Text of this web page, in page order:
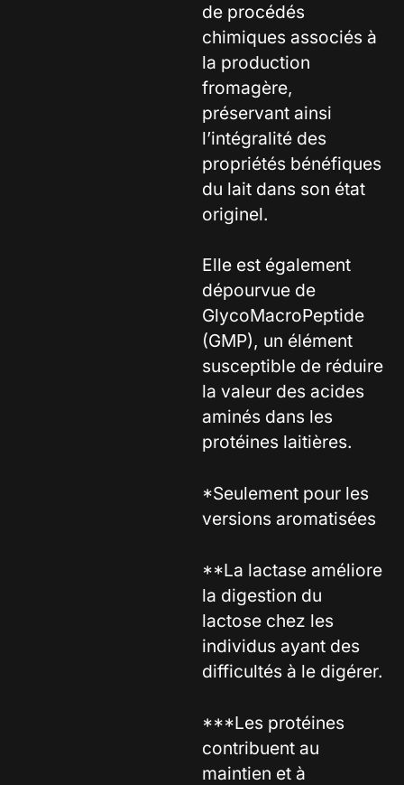
de procédés
chimiques associés à
la production
fromagère,
préservant ainsi
l’intégralité des
propriétés bénéfiques
du lait dans son état
originel.
Elle est également
dépourvue de
GlycoMacroPeptide
(GMP), un élément
susceptible de réduire
la valeur des acides
aminés dans les
protéines laitières.
*Seulement pour les
versions aromatisées
**La lactase améliore
la digestion du
lactose chez les
individus ayant des
difficultés à le digérer.
***Les protéines
contribuent au
maintien et à